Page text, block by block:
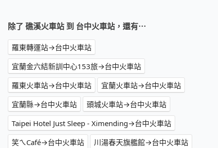
除了 礁溪火車站 到 台中火車站，還有⋯
羅東轉運站→台中火車站
宜蘭金六結新訓中心153旅→台中火車站
羅東火車站→台中火車站
宜蘭火車站→台中火車站
宜蘭縣→台中火車站
頭城火車站→台中火車站
Taipei Hotel Just Sleep - Ximending→台中火車站
笑ㄟCafé→台中火車站
川湯春天旗艦館→台中火車站